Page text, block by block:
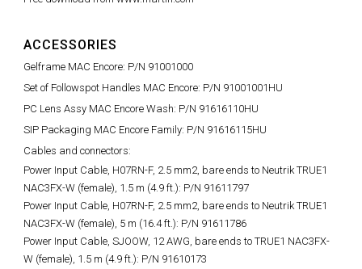
ACCESSORIES
Gelframe MAC Encore: P/N 91001000
Set of Followspot Handles MAC Encore: P/N 91001001HU
PC Lens Assy MAC Encore Wash: P/N 91616110HU
SIP Packaging MAC Encore Family: P/N 91616115HU
Cables and connectors:
Power Input Cable, H07RN-F, 2.5 mm2, bare ends to Neutrik TRUE1
NAC3FX-W (female), 1.5 m (4.9 ft.): P/N 91611797
Power Input Cable, H07RN-F, 2.5 mm2, bare ends to Neutrik TRUE1
NAC3FX-W (female), 5 m (16.4 ft.): P/N 91611786
Power Input Cable, SJOOW, 12 AWG, bare ends to TRUE1 NAC3FX-
W (female), 1.5 m (4.9 ft.): P/N 91610173